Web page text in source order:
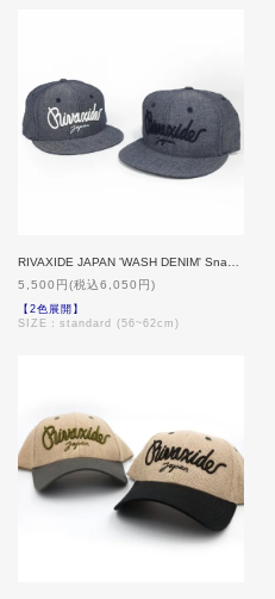
RIVAXIDE JAPAN 'WASH DENIM' Snapback [BLUE DENIM]
5,500円(税込6,050円)
【2色展開】
SIZE：standard (56~62cm)